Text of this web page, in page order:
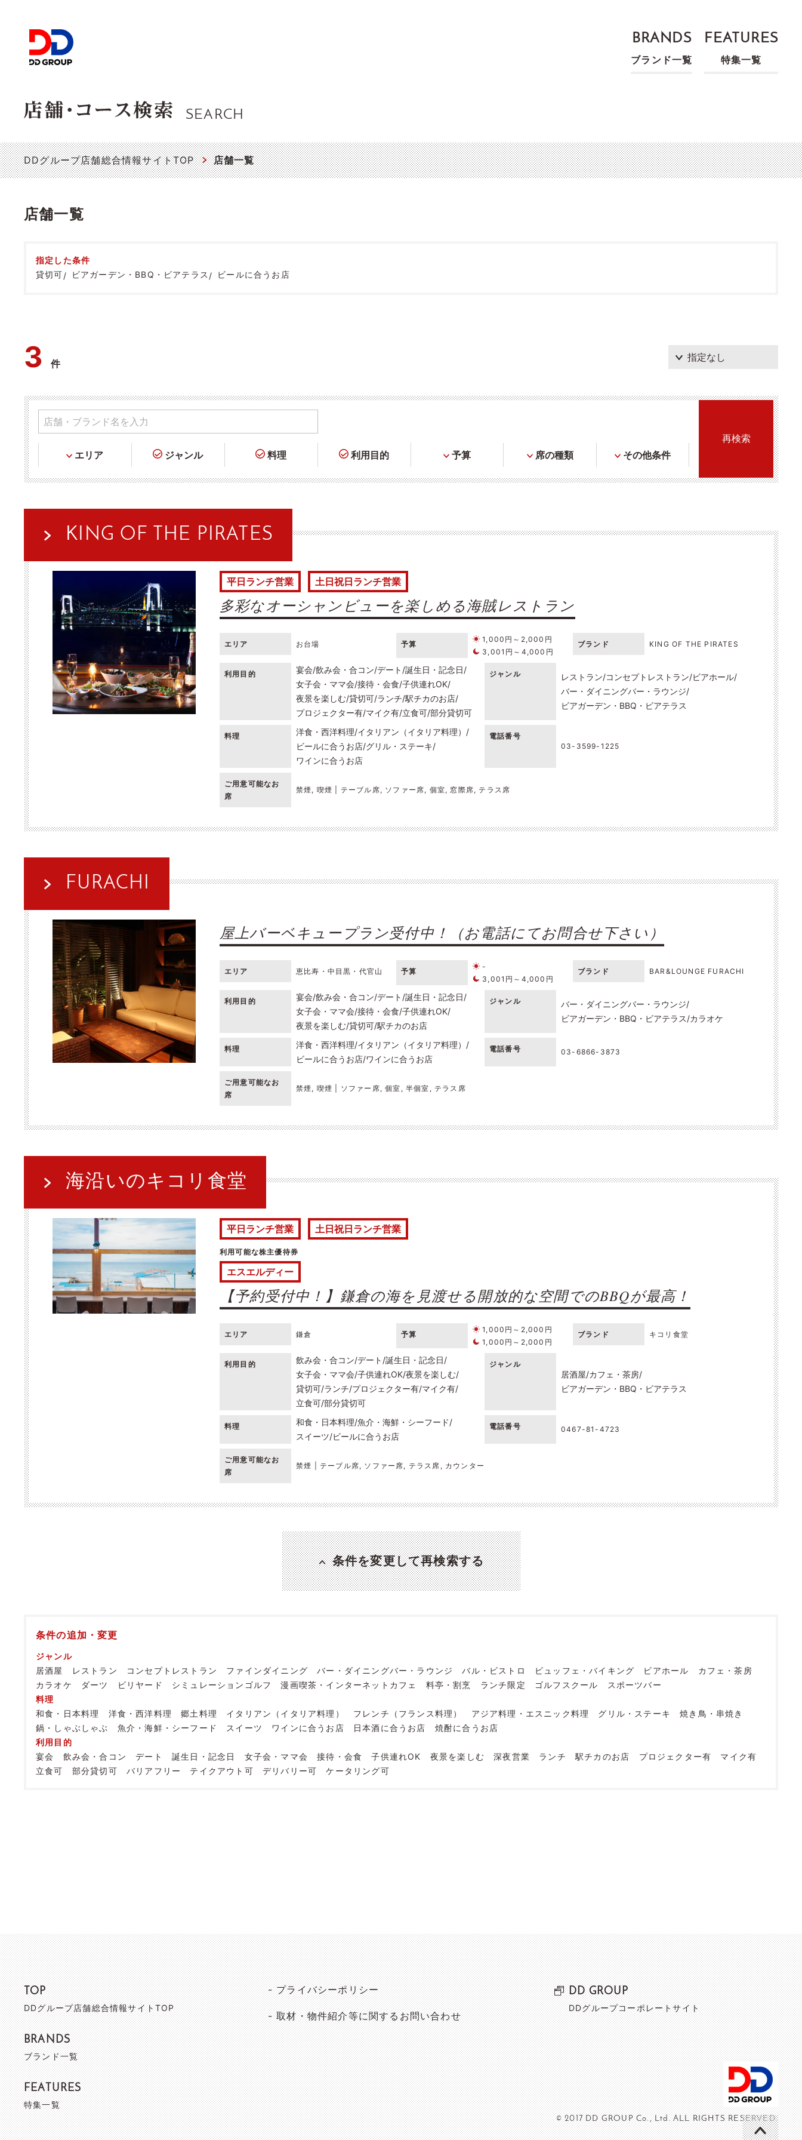
BRANDS
ブランド一覧
FEATURES
特集一覧
SEARCH
DDグループ店舗総合情報サイトTOP 店舗一覧
店舗一覧
指定した条件
貸切可
ビアガーデン・BBQ・ビアテラス ビールに合うお店
3件
エリア ジャンル 料理 利用目的 予算 席の種類 その他条件
KING OF THE PIRATES
平日ランチ営業 土日祝日ランチ営業
多彩なオーシャンビューを楽しめる海賊レストラン
エリア お台場 予算
1,000円～2,000円
3,001円～4,000円
ブランド KING OF THE PIRATES
利用目的 宴会 飲み会・合コン デート 誕生日・記念日
女子会・ママ会 接待・会食 子供連れOK
夜景を楽しむ 貸切可 ランチ 駅チカのお店
プロジェクター有 マイク有 立食可 部分貸切可
ジャンル レストラン コンセプトレストラン ビアホール
バー・ダイニングバー・ラウンジ
ビアガーデン・BBQ・ビアテラス
料理 洋食・西洋料理 イタリアン（イタリア料理）
ビールに合うお店 グリル・ステーキ
ワインに合うお店
電話番号
03-3599-1225
ご用意可能なお
席
禁煙, 喫煙 | テーブル席, ソファー席, 個室, 窓際席, テラス席
FURACHI
屋上バーベキュープラン受付中！（お電話にてお問合せ下さい）
エリア 恵比寿・中目黒・代官山 予算
-
3,001円～4,000円
ブランド BAR&LOUNGE FURACHI
利用目的 宴会 飲み会・合コン デート 誕生日・記念日
女子会・ママ会 接待・会食 子供連れOK
夜景を楽しむ 貸切可 駅チカのお店
ジャンル
バー・ダイニングバー・ラウンジ
ビアガーデン・BBQ・ビアテラス カラオケ
料理 洋食・西洋料理 イタリアン（イタリア料理）
ビールに合うお店 ワインに合うお店
電話番号 03-6866-3873
ご用意可能なお
席
禁煙, 喫煙 | ソファー席, 個室, 半個室, テラス席
海沿いのキコリ食堂
平日ランチ営業 土日祝日ランチ営業
利用可能な株主優待券
エスエルディー
【予約受付中！】鎌倉の海を見渡せる開放的な空間でのBBQが最高！
エリア 鎌倉 予算
1,000円～2,000円
1,000円～2,000円
ブランド キコリ食堂
利用目的 飲み会・合コン デート 誕生日・記念日
女子会・ママ会 子供連れOK 夜景を楽しむ
貸切可 ランチ プロジェクター有 マイク有
立食可 部分貸切可
ジャンル
居酒屋 カフェ・茶房
ビアガーデン・BBQ・ビアテラス
料理 和食・日本料理 魚介・海鮮・シーフード
スイーツ ビールに合うお店
電話番号 0467-81-4723
ご用意可能なお
席
禁煙 | テーブル席, ソファー席, テラス席, カウンター
条件を変更して再検索する
条件の追加・変更
ジャンル
居酒屋
レストラン コンセプトレストラン ファインダイニング バー・ダイニングバー・ラウンジ バル・ビストロ ビュッフェ・バイキング ビアホール
カフェ・茶房
カラオケ
ダーツ ビリヤード シミュレーションゴルフ 漫画喫茶・インターネットカフェ 料亭・割烹 ランチ限定 ゴルフスクール
スポーツバー
料理
和食・日本料理
洋食・西洋料理 郷土料理 イタリアン（イタリア料理） フレンチ（フランス料理） アジア料理・エスニック料理 グリル・ステーキ
焼き鳥・串焼き
鍋・しゃぶしゃぶ
魚介・海鮮・シーフード スイーツ ワインに合うお店 日本酒に合うお店
焼酎に合うお店
利用目的
宴会
飲み会・合コン デート 誕生日・記念日 女子会・ママ会 接待・会食 子供連れOK 夜景を楽しむ 深夜営業 ランチ 駅チカのお店 プロジェクター有
マイク有
立食可
部分貸切可 バリアフリー テイクアウト可 デリバリー可 ケータリング可
TOP
DDグループ店舗総合情報サイトTOP
BRANDS
ブランド一覧
FEATURES
特集一覧
プライバシーポリシー
取材・物件紹介等に関するお問い合わせ
DD GROUP
DDグループコーポレートサイト
© 2017 DD GROUP Co., Ltd. ALL RIGHTS RESERVED.